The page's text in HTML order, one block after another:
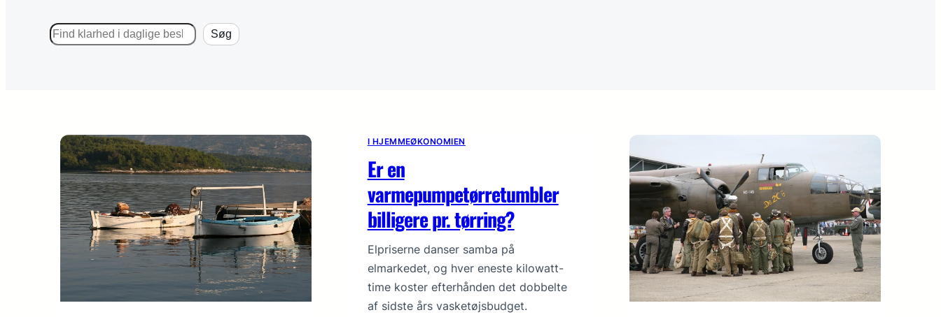
Søg Søg
I HJEMMEØKONOMIEN
Er en
varmepumpetørretumbler
billigere pr. tørring?
Elpriserne danser samba på
elmarkedet, og hver eneste kilowatt-
time koster efterhånden det dobbelte
af sidste års vasketøjsbudget.